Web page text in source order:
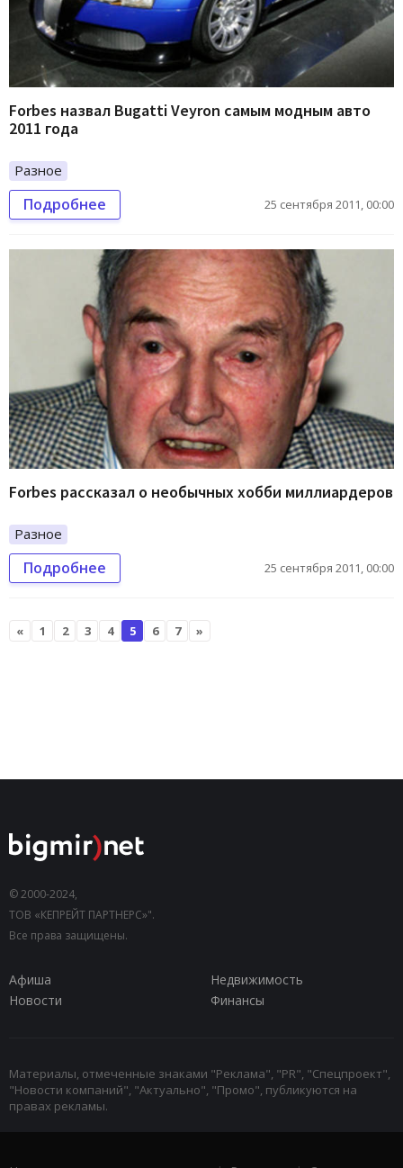
Forbes назвал Bugatti Veyron самым модным авто
2011 года
Разное
Подробнее 25 сентября 2011, 00:00
Forbes рассказал о необычных хобби миллиардеров
Разное
Подробнее 25 сентября 2011, 00:00
« 1 2 3 4 5 6 7 »
© 2000-2024,
ТОВ «КЕПРЕЙТ ПАРТНЕРС»".
Все права защищены.
Афиша
Недвижимость
Новости
Финансы
Материалы, отмеченные знаками "Реклама", "PR", "Спецпроект",
"Новости компаний", "Актуально", "Промо", публикуются на
правах рекламы.